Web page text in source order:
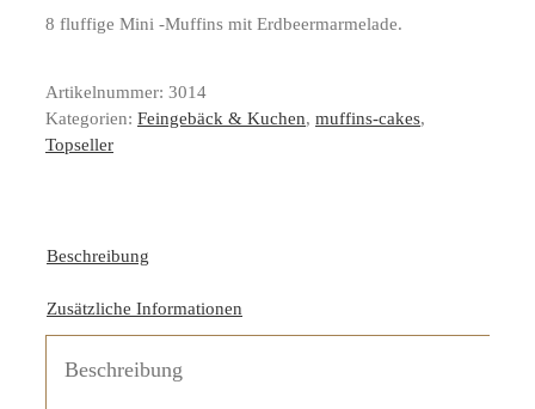
8 fluffige Mini -Muffins mit Erdbeermarmelade.
Artikelnummer: 3014
Kategorien: Feingebäck & Kuchen, muffins-cakes,
Topseller
Beschreibung
Zusätzliche Informationen
Beschreibung